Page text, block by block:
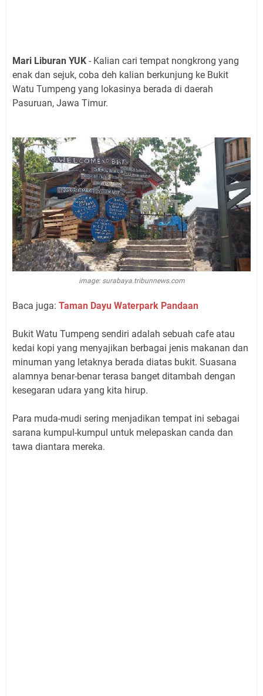
Mari Liburan YUK - Kalian cari tempat nongkrong yang
enak dan sejuk, coba deh kalian berkunjung ke Bukit
Watu Tumpeng yang lokasinya berada di daerah
Pasuruan, Jawa Timur.
image: surabaya.tribunnews.com
Baca juga: Taman Dayu Waterpark Pandaan
Bukit Watu Tumpeng sendiri adalah sebuah cafe atau
kedai kopi yang menyajikan berbagai jenis makanan dan
minuman yang letaknya berada diatas bukit. Suasana
alamnya benar-benar terasa banget ditambah dengan
kesegaran udara yang kita hirup.
Para muda-mudi sering menjadikan tempat ini sebagai
sarana kumpul-kumpul untuk melepaskan canda dan
tawa diantara mereka.